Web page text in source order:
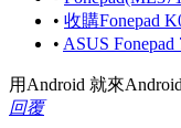
• 收購Fonepad
• ASUS
用Android 就來
回覆